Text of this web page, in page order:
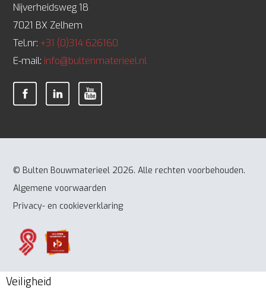
Nijverheidsweg 18
7021 BX Zelhem
Tel.nr: +31 (0)314 626160
E-mail: info@bultenmaterieel.nl
© Bulten Bouwmaterieel 2026. Alle rechten voorbehouden.
Algemene voorwaarden
Privacy- en cookieverklaring
Veiligheid